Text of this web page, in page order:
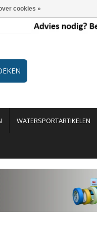
WATERSPORTARTIKELEN
cookies »